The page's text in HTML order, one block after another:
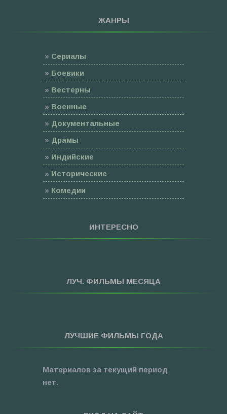
ЖАНРЫ
» Сериалы
» Боевики
» Вестерны
» Военные
» Документальные
» Драмы
» Индийские
» Исторические
» Комедии
Мультфильмы
»Приключения
»Фантастика
Про Новый Год
»Фильмы для ...
ИНТЕРЕСНО
ЛУЧ. ФИЛЬМЫ МЕСЯЦА
ЛУЧШИЕ ФИЛЬМЫ ГОДА
Материалов за текущий период
нет.